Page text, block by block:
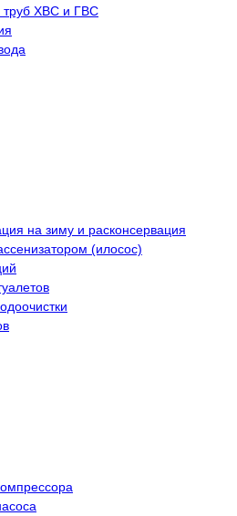
труб ХВС и ГВС
на зиму и расконсервация
(илосос)